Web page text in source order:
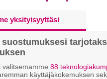
yksityisyyttäsi
suostumuksesi
valitsemamme 88
käyttäjäkokemuksen